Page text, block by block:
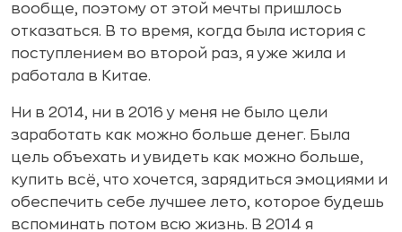
вообще, поэтому от этой мечты пришлось
отказаться. В то время, когда была история с
поступлением во второй раз, я уже жила и
работала в Китае.
Ни в 2014, ни в 2016 у меня не было цели
заработать как можно больше денег. Была
цель объехать и увидеть как можно больше,
купить всё, что хочется, зарядиться эмоциями и
обеспечить себе лучшее лето, которое будешь
вспоминать потом всю жизнь. В 2014 я